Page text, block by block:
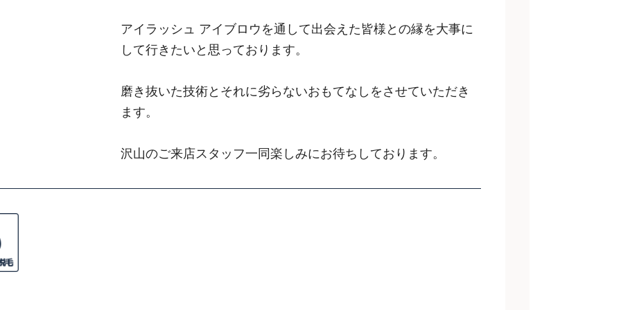
アイラッシュ アイブロウを通して出会えた皆様との縁を大事に
して行きたいと思っております。
磨き抜いた技術とそれに劣らないおもてなしをさせていただき
ます。
沢山のご来店スタッフ一同楽しみにお待ちしております。